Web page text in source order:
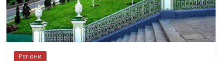
Регіони